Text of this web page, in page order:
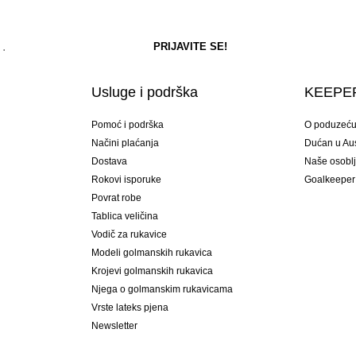
Usluge i podrška
Pomoć i podrška
Načini plaćanja
Dostava
Rokovi isporuke
Povrat robe
Tablica veličina
Vodič za rukavice
Modeli golmanskih rukavica
Krojevi golmanskih rukavica
Njega o golmanskim rukavicama
Vrste lateks pjena
Newsletter
O
Dućan u
Naše